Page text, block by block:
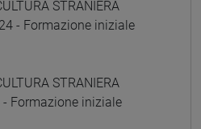
STRANIERA
- Formazione iniziale
STRANIERA
- Formazione iniziale